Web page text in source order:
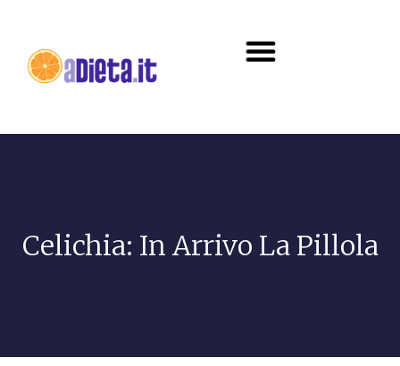
Celichia: In Arrivo La Pillola